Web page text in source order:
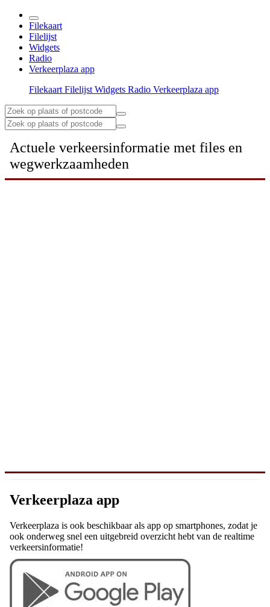
Filekaart
Filelijst
Widgets
Radio
Verkeerplaza app
Filekaart Filelijst Widgets Radio Verkeerplaza app
Actuele verkeersinformatie met files en
wegwerkzaamheden
Verkeerplaza app
Verkeerplaza is ook beschikbaar als app op smartphones, zodat je
ook onderweg snel een uitgebreid overzicht hebt van de realtime
verkeersinformatie!